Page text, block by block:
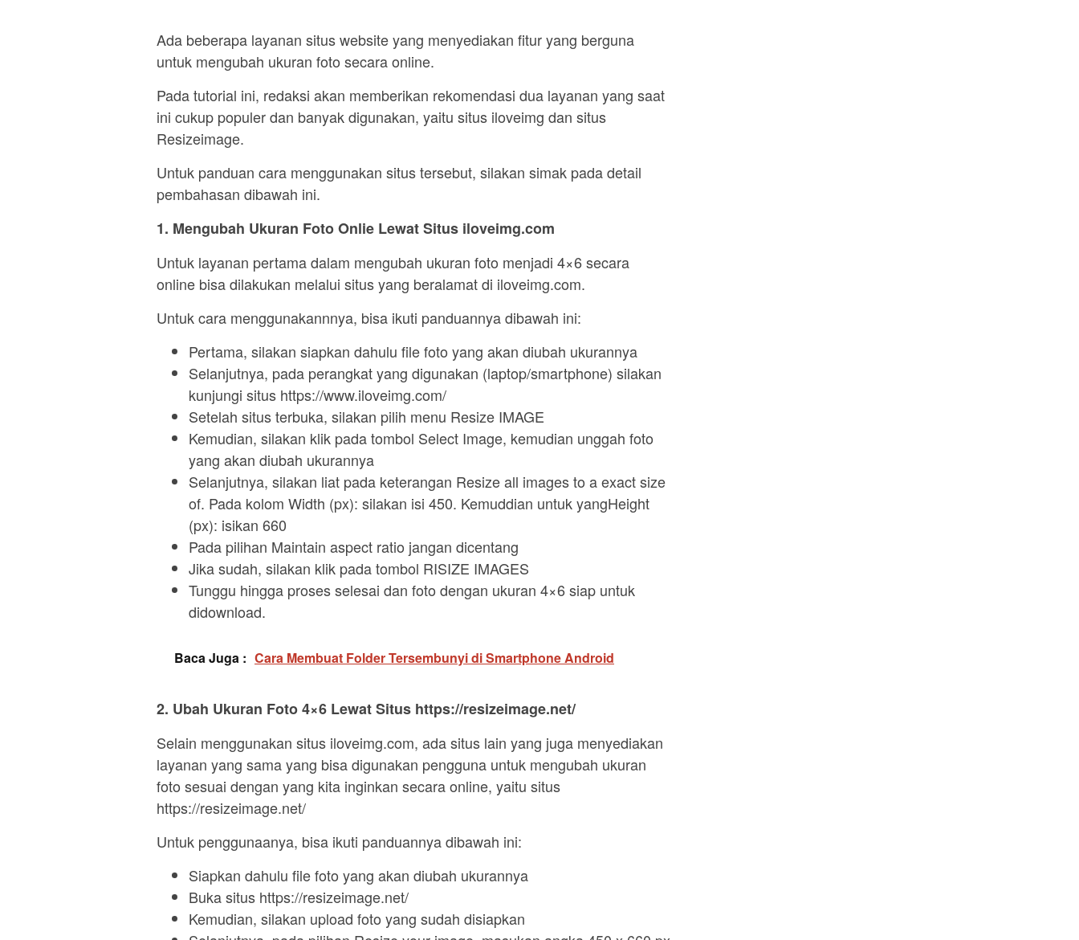
Ada beberapa layanan situs website yang menyediakan fitur yang berguna
untuk mengubah ukuran foto secara online.
Pada tutorial ini, redaksi akan memberikan rekomendasi dua layanan yang saat
ini cukup populer dan banyak digunakan, yaitu situs iloveimg dan situs
Resizeimage.
Untuk panduan cara menggunakan situs tersebut, silakan simak pada detail
pembahasan dibawah ini.
1. Mengubah Ukuran Foto Onlie Lewat Situs iloveimg.com
Untuk layanan pertama dalam mengubah ukuran foto menjadi 4×6 secara
online bisa dilakukan melalui situs yang beralamat di iloveimg.com.
Untuk cara menggunakannnya, bisa ikuti panduannya dibawah ini:
Pertama, silakan siapkan dahulu file foto yang akan diubah ukurannya
Selanjutnya, pada perangkat yang digunakan (laptop/smartphone) silakan
kunjungi situs https://www.iloveimg.com/
Setelah situs terbuka, silakan pilih menu Resize IMAGE
Kemudian, silakan klik pada tombol Select Image, kemudian unggah foto
yang akan diubah ukurannya
Selanjutnya, silakan liat pada keterangan Resize all images to a exact size
of. Pada kolom Width (px): silakan isi 450. Kemuddian untuk yangHeight
(px): isikan 660
Pada pilihan Maintain aspect ratio jangan dicentang
Jika sudah, silakan klik pada tombol RISIZE IMAGES
Tunggu hingga proses selesai dan foto dengan ukuran 4×6 siap untuk
didownload.
Baca Juga : Cara Membuat Folder Tersembunyi di Smartphone Android
2. Ubah Ukuran Foto 4×6 Lewat Situs https://resizeimage.net/
Selain menggunakan situs iloveimg.com, ada situs lain yang juga menyediakan
layanan yang sama yang bisa digunakan pengguna untuk mengubah ukuran
foto sesuai dengan yang kita inginkan secara online, yaitu situs
https://resizeimage.net/
Untuk penggunaanya, bisa ikuti panduannya dibawah ini:
Siapkan dahulu file foto yang akan diubah ukurannya
Buka situs https://resizeimage.net/
Kemudian, silakan upload foto yang sudah disiapkan